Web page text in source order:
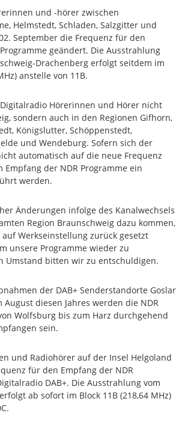
und -hörer zwischen
Helmstedt, Schladen, Salzgitter und
September die Frequenz für den
geändert. Die Ausstrahlung
Drachenberg erfolgt seitdem im
anstelle von 11B.
Hörerinnen und Hörer nicht
sondern auch in den Regionen Gifhorn,
Königslutter, Schöppenstedt,
und Wendeburg. Sofern sich der
automatisch auf die neue Frequenz
Empfang der NDR Programme ein
werden.
Änderungen infolge des Kanalwechsels
Region Braunschweig dazu kommen,
auf Werkseinstellung zurück gesetzt
unsere Programme wieder zu
Umstand bitten wir zu entschuldigen.
der DAB+ Senderstandorte Goslar
August diesen Jahres werden die NDR
Wolfsburg bis zum Harz durchgehend
sein.
und Radiohörer auf der Insel Helgoland
für den Empfang der NDR
DAB+. Die Ausstrahlung vom
ab sofort im Block 11B (218,64 MHz)